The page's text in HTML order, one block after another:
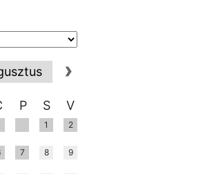
P S V
1 2
7 8 9